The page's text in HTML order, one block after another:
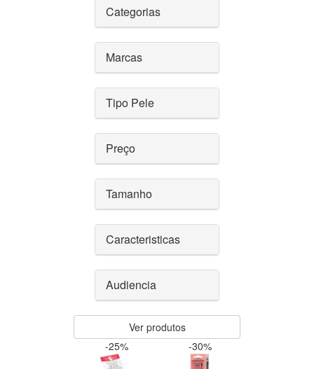
Categorias
Marcas
Tipo Pele
Preço
Tamanho
Caracteristicas
Audiencia
Ver produtos
-25%
-30%